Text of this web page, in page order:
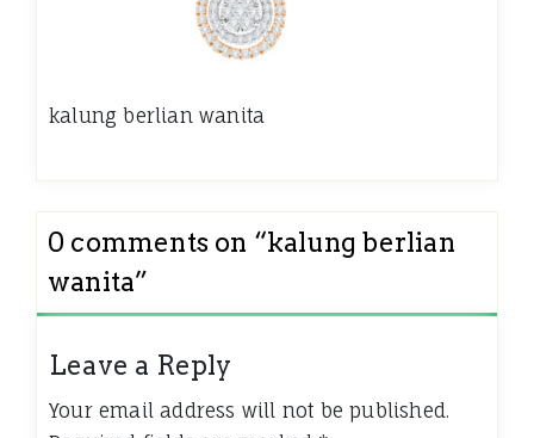
kalung berlian wanita
0 comments on “kalung berlian
wanita”
Leave a Reply
Your email address will not be published.